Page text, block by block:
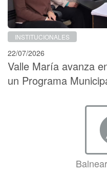
INSTITUCIONALES
22/07/2026
Valle María avanza
un Programa